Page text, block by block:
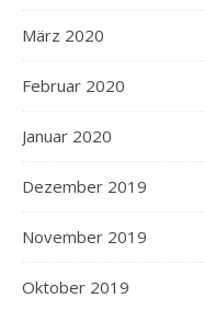
März 2020
Februar 2020
Januar 2020
Dezember 2019
November 2019
Oktober 2019